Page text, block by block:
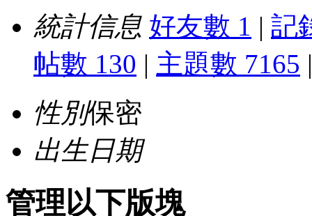
統計信息 好友數 1 | 記
帖數 130 | 主題數 7165 |
性別保密
出生日期
管理以下版塊